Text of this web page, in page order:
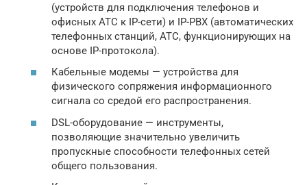
(устройств для подключения телефонов и
офисных АТС к IP-сети) и IP-PBX (автоматических
телефонных станций, АТС, функционирующих на
основе IP-протокола).
Кабельные модемы — устройства для
физического сопряжения информационного
сигнала со средой его распространения.
DSL-оборудование — инструменты,
позволяющие значительно увеличить
пропускные способности телефонных сетей
общего пользования.